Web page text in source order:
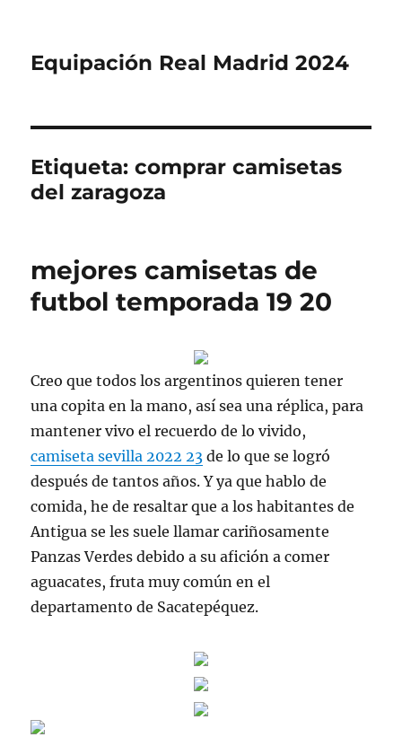
Equipación Real Madrid 2024
Etiqueta:comprar camisetas
del zaragoza
mejores camisetas de
futbol temporada 19 20
Creo que todos los argentinos quieren tener
una copita en la mano, así sea una réplica, para
mantener vivo el recuerdo de lo vivido,
camiseta sevilla 2022 23 de lo que se logró
después de tantos años. Y ya que hablo de
comida, he de resaltar que a los habitantes de
Antigua se les suele llamar cariñosamente
Panzas Verdes debido a su afición a comer
aguacates, fruta muy común en el
departamento de Sacatepéquez.